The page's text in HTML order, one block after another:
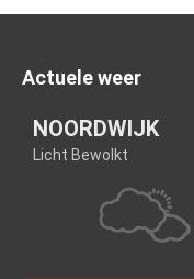
Actuele weer
NOORDWIJK
Licht Bewolkt